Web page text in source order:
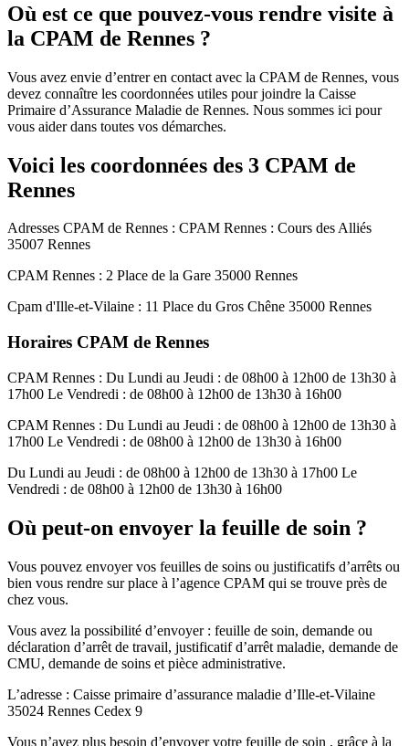
Où est ce que pouvez-vous rendre visite à
la CPAM de Rennes ?
Vous avez envie d’entrer en contact avec la CPAM de Rennes, vous
devez connaître les coordonnées utiles pour joindre la Caisse
Primaire d’Assurance Maladie de Rennes. Nous sommes ici pour
vous aider dans toutes vos démarches.
Voici les coordonnées des 3 CPAM de
Rennes
Adresses CPAM de Rennes : CPAM Rennes : Cours des Alliés
35007 Rennes
CPAM Rennes : 2 Place de la Gare 35000 Rennes
Cpam d'Ille-et-Vilaine : 11 Place du Gros Chêne 35000 Rennes
Horaires CPAM de Rennes
CPAM Rennes : Du Lundi au Jeudi : de 08h00 à 12h00 de 13h30 à
17h00 Le Vendredi : de 08h00 à 12h00 de 13h30 à 16h00
CPAM Rennes : Du Lundi au Jeudi : de 08h00 à 12h00 de 13h30 à
17h00 Le Vendredi : de 08h00 à 12h00 de 13h30 à 16h00
Du Lundi au Jeudi : de 08h00 à 12h00 de 13h30 à 17h00 Le
Vendredi : de 08h00 à 12h00 de 13h30 à 16h00
Où peut-on envoyer la feuille de soin ?
Vous pouvez envoyer vos feuilles de soins ou justificatifs d’arrêts ou
bien vous rendre sur place à l’agence CPAM qui se trouve près de
chez vous.
Vous avez la possibilité d’envoyer : feuille de soin, demande ou
déclaration d’arrêt de travail, justificatif d’arrêt maladie, demande de
CMU, demande de soins et pièce administrative.
L’adresse : Caisse primaire d’assurance maladie d’Ille-et-Vilaine
35024 Rennes Cedex 9
Vous n’avez plus besoin d’envoyer votre feuille de soin , grâce à la